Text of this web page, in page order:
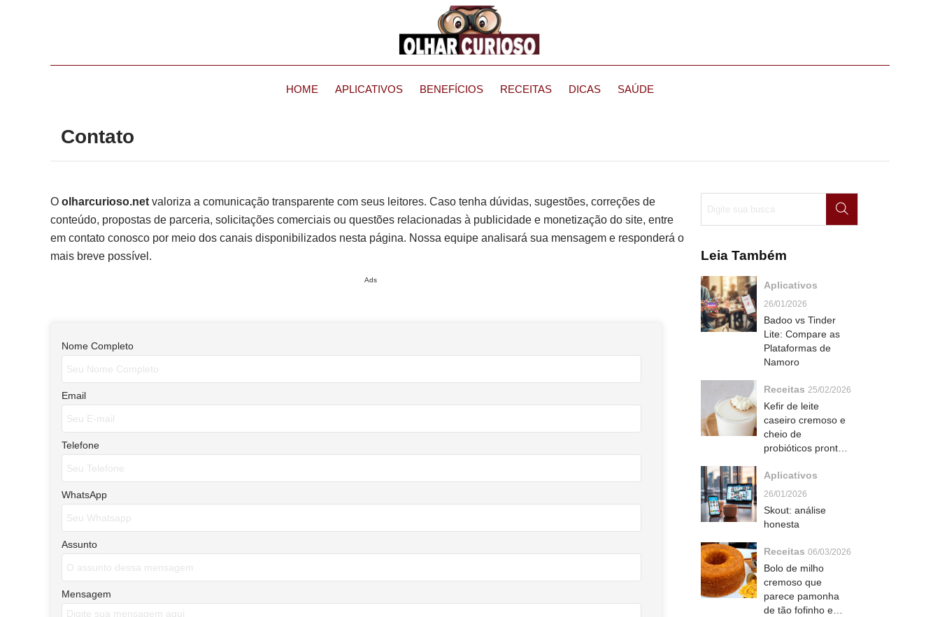
HOME APLICATIVOS BENEFÍCIOS RECEITAS DICAS SAÚDE
Contato
O olharcurioso.net valoriza a comunicação transparente com seus leitores. Caso tenha dúvidas, sugestões, correções de
conteúdo, propostas de parceria, solicitações comerciais ou questões relacionadas à publicidade e monetização do site, entre
em contato conosco por meio dos canais disponibilizados nesta página. Nossa equipe analisará sua mensagem e responderá o
mais breve possível.
Ads
Nome Completo
Email
Telefone
WhatsApp
Assunto
Mensagem
Leia Também
Aplicativos
26/01/2026
Badoo vs Tinder
Lite: Compare as
Plataformas de
Namoro
Receitas 25/02/2026
Kefir de leite
caseiro cremoso e
cheio de
probióticos pronto
Aplicativos
26/01/2026
Skout: análise
honesta
Receitas 06/03/2026
Bolo de milho
cremoso que
parece pamonha
de tão fofinho e